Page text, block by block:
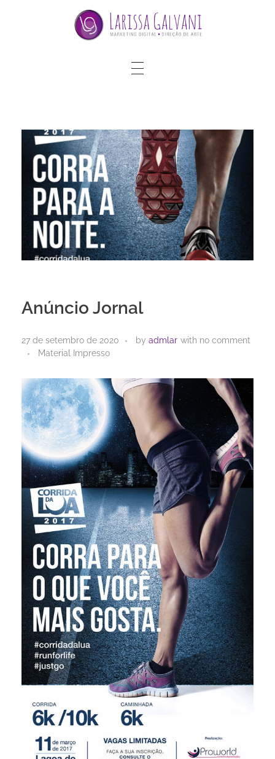
Anúncio Jornal
27 de setembro de 2020 by admlar with no comment
Material Impresso